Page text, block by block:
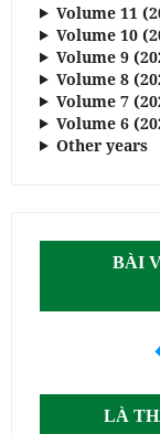
Volume 11
Volume 10
Volume 9
Volume 8
Volume 7
Volume 6
Other years
BÀI
LÀ